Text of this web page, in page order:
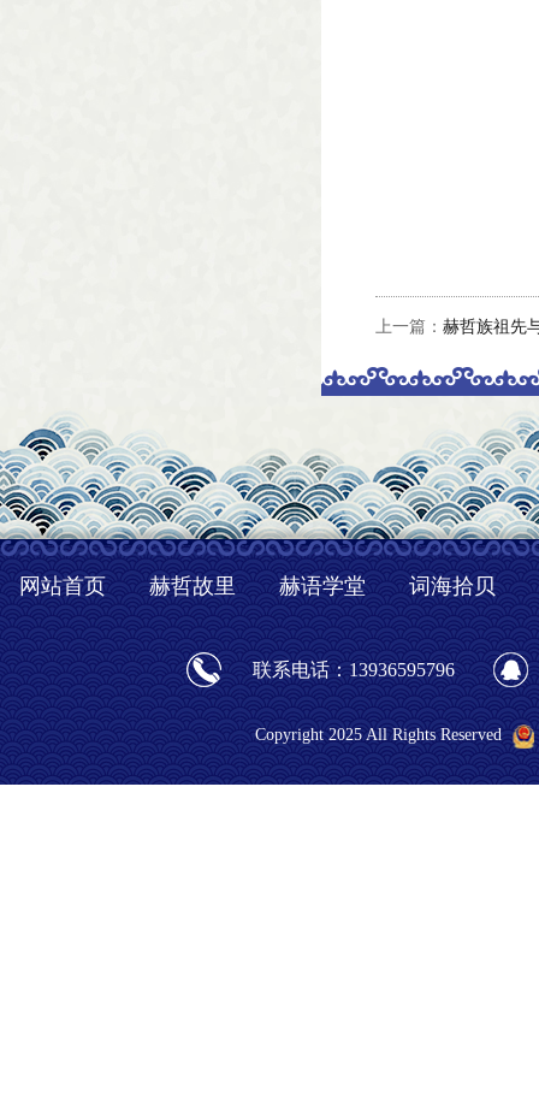
上一篇： 赫哲族祖先
网站首页 赫哲故里 赫语学堂 词海拾贝
联系电话：13936595796
Copyright 2025 All Rights Reserved